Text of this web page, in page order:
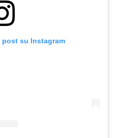
su Instagram